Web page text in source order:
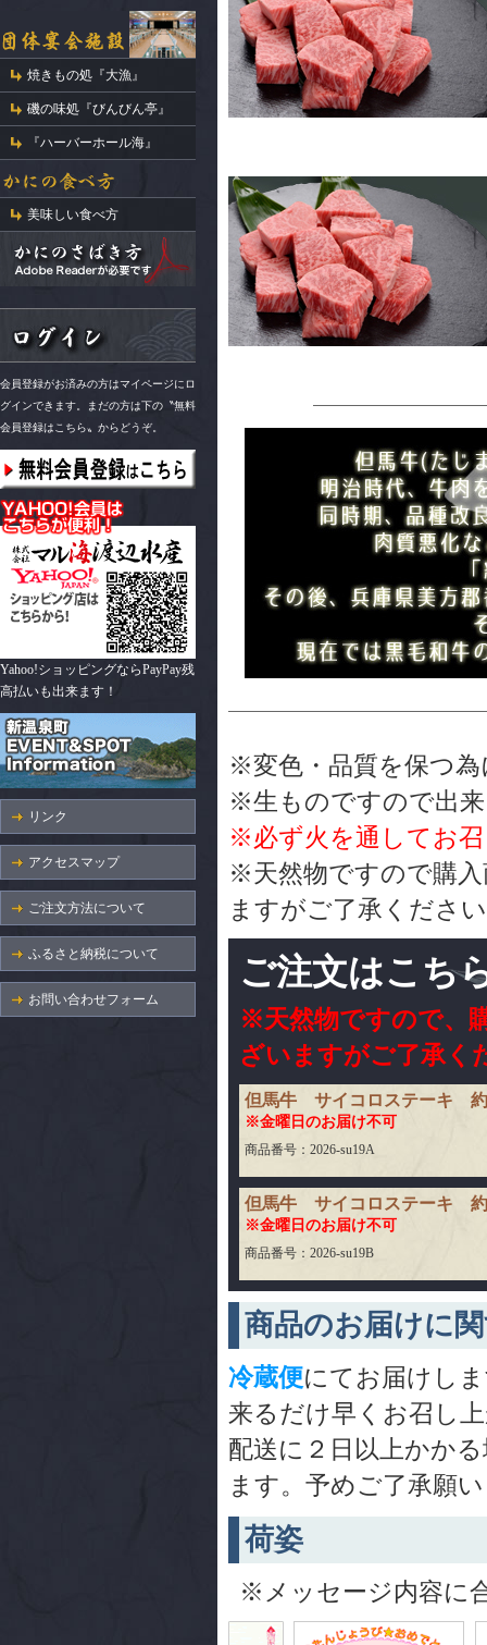
焼きもの処『大漁』
磯の味処『びんびん亭』
『ハーバーホール海』
美味しい食べ方
会員登録がお済みの方はマイページにロ
グインできます。まだの方は下の〝無料
会員登録はこちら〟からどうぞ。
Yahoo!ショッピングならPayPay残
高払いも出来ます！
リンク
アクセスマップ
ご注文方法について
ふるさと納税について
お問い合わせフォーム
※変色・品質を保つ為
※生ものですので出
※必ず火を通してお
※天然物ですので購
ますがご了承くださ
ご注文はこち
※天然物ですので、
ざいますがご了承く
但馬牛 サイコロステーキ 約
※金曜日のお届け不可
商品番号：2026-su19A
但馬牛 サイコロステーキ 約
※金曜日のお届け不可
商品番号：2026-su19B
商品のお届けに
冷蔵便にてお届けし
来るだけ早くお召し
配送に２日以上かか
ます。予めご了承願
荷姿
※メッセージ内容に